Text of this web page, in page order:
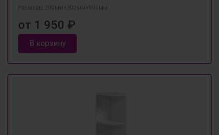
Размеры 200мм×300мм×900мм
от 1 950 ₽
В корзину